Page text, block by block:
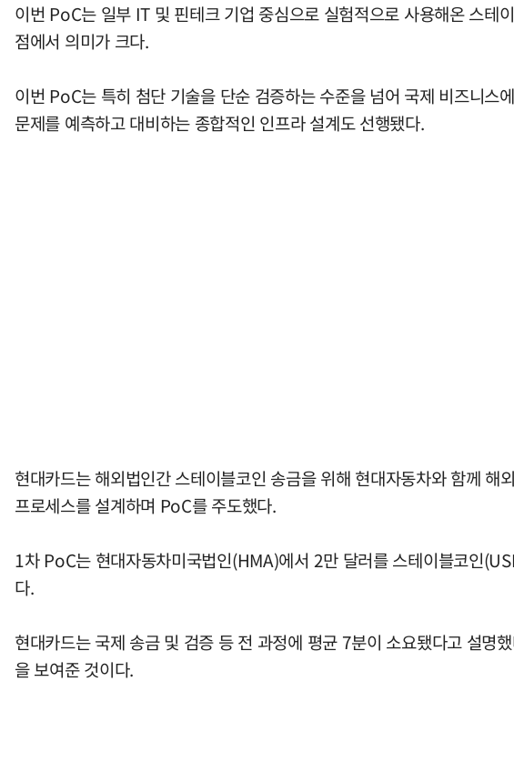
이번 PoC는 일부 IT 및 핀테크 기업 중심으로 실험적으로 사용해온 스테
점에서 의미가 크다.
이번 PoC는 특히 첨단 기술을 단순 검증하는 수준을 넘어 국제 비즈니
문제를 예측하고 대비하는 종합적인 인프라 설계도 선행됐다.
현대카드는 해외법인간 스테이블코인 송금을 위해 현대자동차와 함께
프로세스를 설계하며 PoC를 주도했다.
1차 PoC는 현대자동차미국법인(HMA)에서 2만 달러를 스테이블코인
다.
현대카드는 국제 송금 및 검증 등 전 과정에 평균 7분이 소요됐다고 설명
을 보여준 것이다.